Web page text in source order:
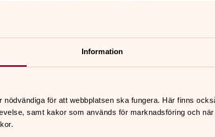
Information
för att webbplatsen ska fungera. Här finns
samt kakor som används för marknadsföring och